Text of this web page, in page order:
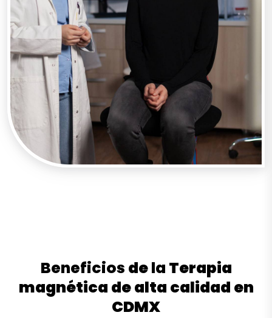
Beneficios dela Terapia
magnética dealta calidad en
CDMX